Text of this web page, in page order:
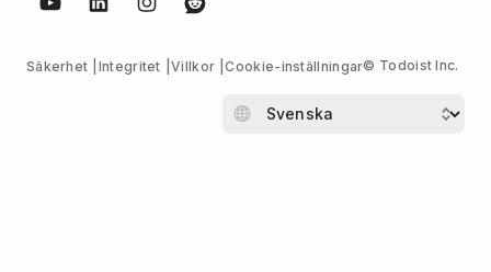
Säkerhet Integritet Villkor Cookie-inställningar© Todoist Inc.